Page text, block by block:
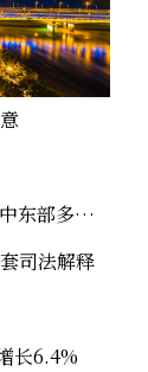
的精神航标
司法解释
6.4%
成定局